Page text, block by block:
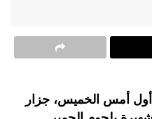
أمس الخميس، جزار